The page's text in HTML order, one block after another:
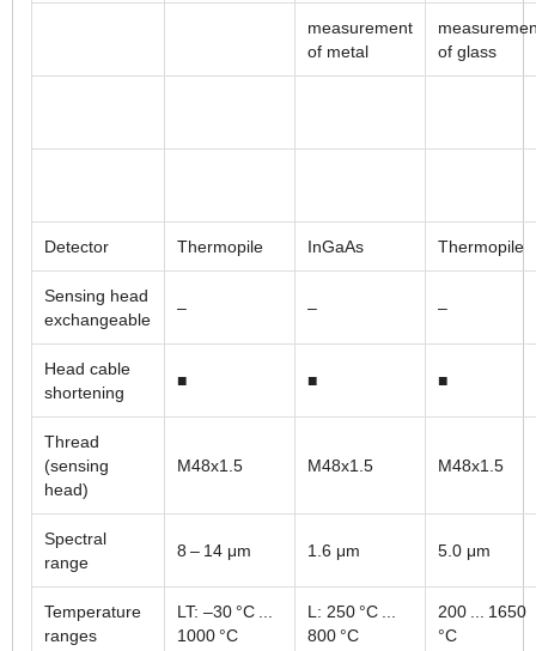
measurement
of metal
of glass
Detector Thermopile InGaAs Thermopile
Sensing head
exchangeable
– – –
Head cable
shortening
■ ■ ■
Thread
(sensing
head)
M48x1.5 M48x1.5 M48x1.5
Spectral
range
8 – 14 μm 1.6 μm 5.0 μm
Temperature
ranges
LT: –30 °C ...
1000 °C
L: 250 °C ...
800 °C
200 ... 1650
°C